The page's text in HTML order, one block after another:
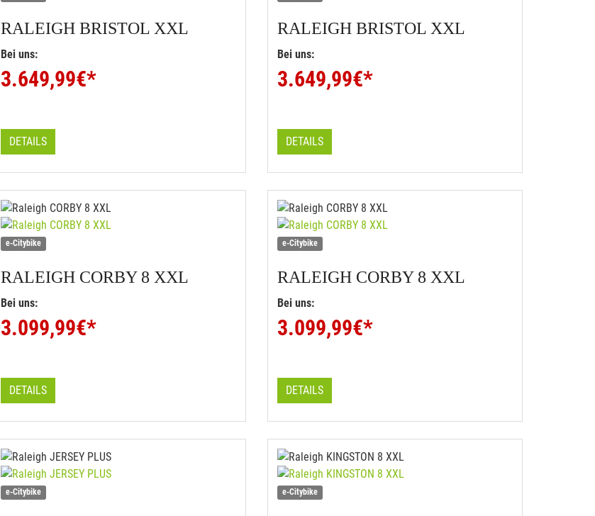
RALEIGH BRISTOL XXL
Bei uns:
3.649,99€*
DETAILS
RALEIGH BRISTOL XXL
Bei uns:
3.649,99€*
DETAILS
e-Citybike
RALEIGH CORBY 8 XXL
Bei uns:
3.099,99€*
DETAILS
e-Citybike
RALEIGH CORBY 8 XXL
Bei uns:
3.099,99€*
DETAILS
e-Citybike e-Citybike